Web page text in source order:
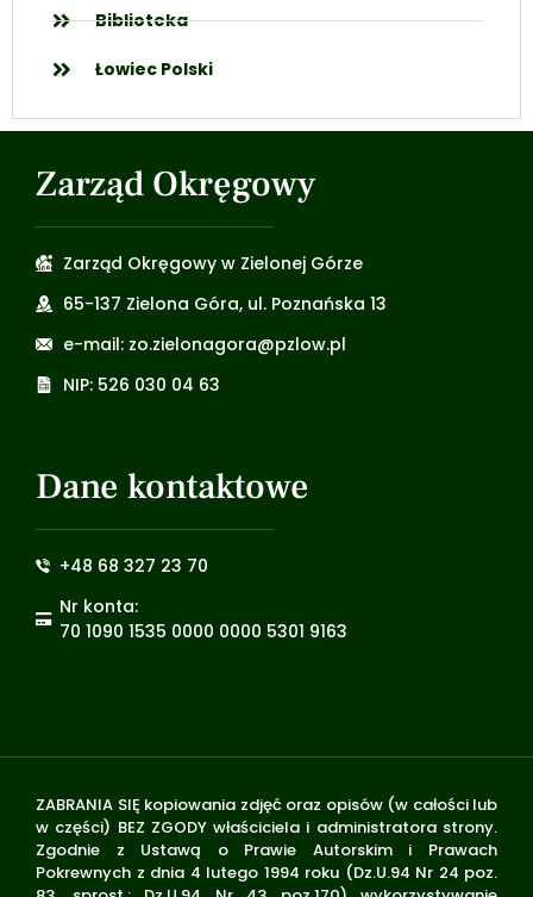
Biblioteka
Łowiec Polski
Zarząd Okręgowy
Zarząd Okręgowy w Zielonej Górze
65-137 Zielona Góra, ul. Poznańska 13
e-mail: zo.zielonagora@pzlow.pl
NIP: 526 030 04 63
Dane kontaktowe
+48 68 327 23 70
Nr konta:
70 1090 1535 0000 0000 5301 9163
ZABRANIA SIĘ kopiowania zdjęć oraz opisów (w całości lub
w części) BEZ ZGODY właściciela i administratora strony.
Zgodnie z Ustawą o Prawie Autorskim i Prawach
Pokrewnych z dnia 4 lutego 1994 roku (Dz.U.94 Nr 24 poz.